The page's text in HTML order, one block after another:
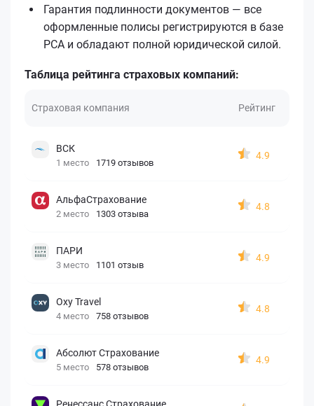
Гарантия подлинности документов — все
оформленные полисы регистрируются в базе
РСА и обладают полной юридической силой.
Таблица рейтинга страховых компаний:
Страховая компания Рейтинг
ВСК
1 место 1719 отзывов
4.9
АльфаСтрахование
2 место 1303 отзыва
4.8
ПАРИ
3 место 1101 отзыв
4.9
Oxy Travel
4 место 758 отзывов
4.8
Абсолют Страхование
5 место 578 отзывов
4.9
Ренессанс Страхование